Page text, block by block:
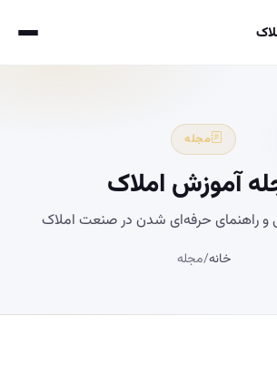
مجله
آموزش املاک
راهنمای حرفه‌ای شدن در صنعت املاک
خانه/مجله